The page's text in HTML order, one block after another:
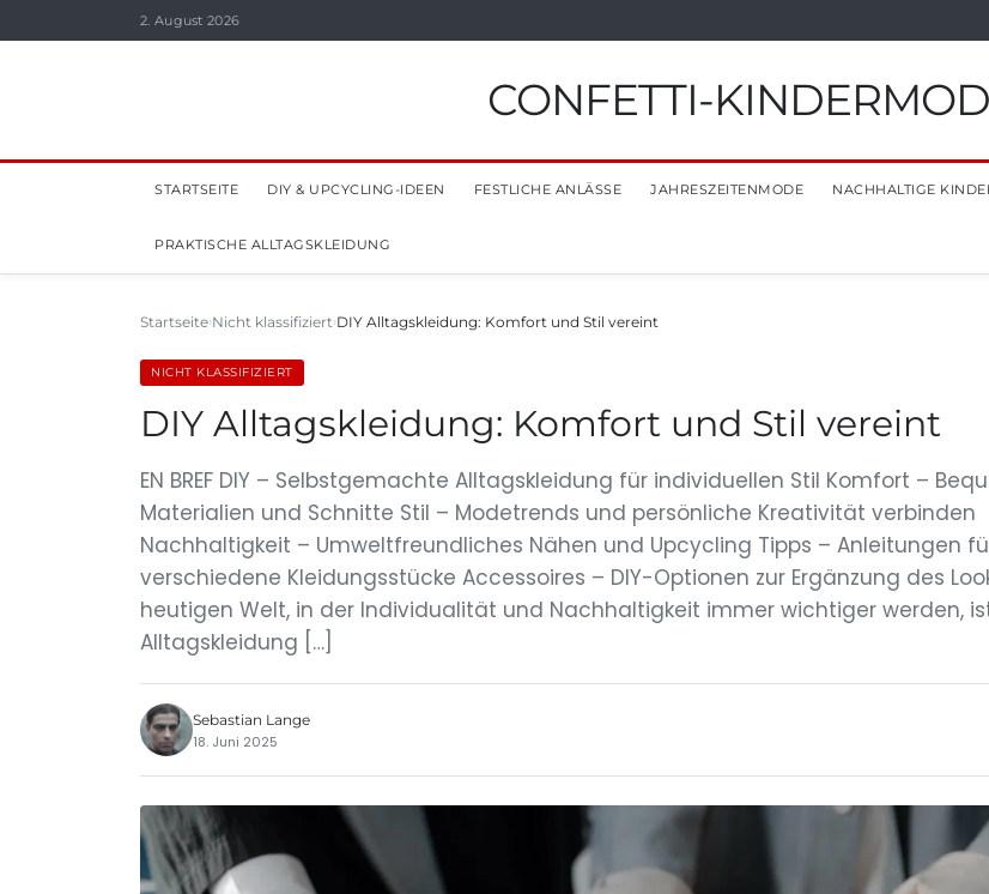
2. August 2026
CONFETTI-
STARTSEITE DIY & UPCYCLING-IDEEN FESTLICHE ANLÄSSE JAHRESZEITENMODE NACHHALTIGE
PRAKTISCHE ALLTAGSKLEIDUNG
Startseite Nicht klassifiziert DIY Alltagskleidung: Komfort und Stil vereint
NICHT KLASSIFIZIERT
DIY Alltagskleidung: Komfort und Stil vereint
EN BREF DIY – Selbstgemachte Alltagskleidung für individuellen Stil Komfort –
Materialien und Schnitte Stil – Modetrends und persönliche Kreativität verbinden
Nachhaltigkeit – Umweltfreundliches Nähen und Upcycling Tipps – Anleitungen
verschiedene Kleidungsstücke Accessoires – DIY-Optionen zur Ergänzung des
heutigen Welt, in der Individualität und Nachhaltigkeit immer wichtiger werden,
Alltagskleidung […]
Sebastian Lange
18. Juni 2025